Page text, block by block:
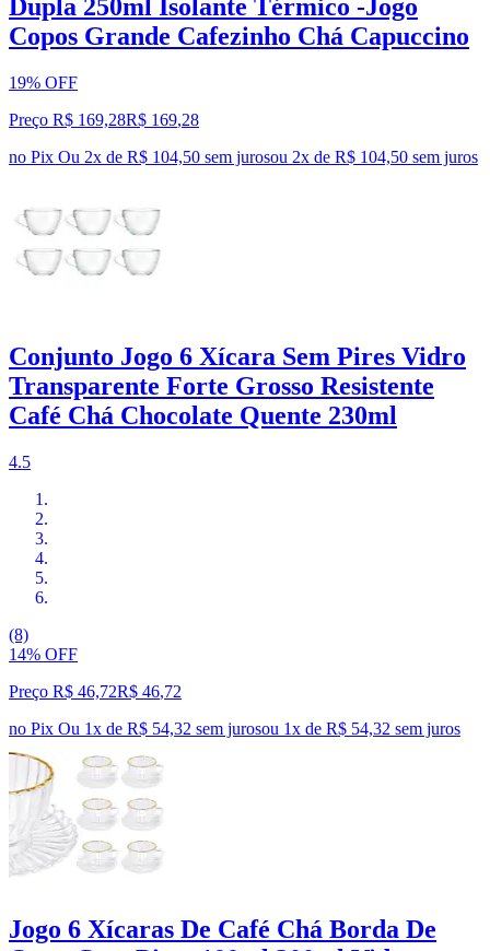
Dupla 250ml Isolante Térmico -Jogo
Copos Grande Cafezinho Chá Capuccino
19% OFF
Preço R$ 169,28R$ 169,28
no Pix Ou 2x de R$ 104,50 sem jurosou 2x de R$ 104,50 sem juros
Conjunto Jogo 6 Xícara Sem Pires Vidro
Transparente Forte Grosso Resistente
Café Chá Chocolate Quente 230ml
4.5
(8)
14% OFF
Preço R$ 46,72R$ 46,72
no Pix Ou 1x de R$ 54,32 sem jurosou 1x de R$ 54,32 sem juros
Jogo 6 Xícaras De Café Chá Borda De